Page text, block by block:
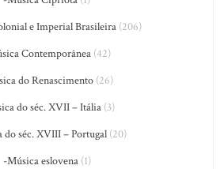
e Imperial Brasileira(206)
Contemporânea(42)
do Renascimento (26)
do séc. XVII – Itália (3)
do séc. XVIII – Portugal (20)
-Música eslovena(1)